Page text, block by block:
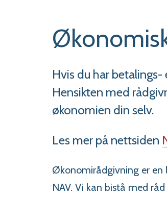
her:
Hvis du har
Hensikten med
økonomien din selv.
Les mer på nettsiden
Økonomirådgivning er
NAV. Vi kan bistå med